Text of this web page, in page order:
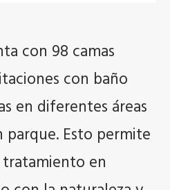
con 98 camas
con baño
en diferentes áreas
parque. Esto permite
en